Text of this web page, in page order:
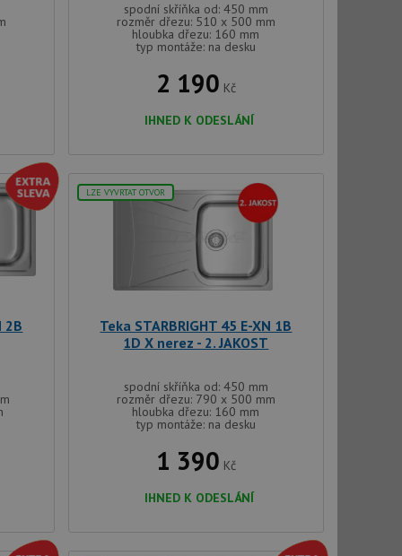
spodní skříňka od: 450 mm
rozměr dřezu: 510 x 500 mm
hloubka dřezu: 160 mm
typ montáže: na desku
2 190 Kč
IHNED K ODESLÁNÍ
2B
LZE VYVRTAT OTVOR
Teka STARBRIGHT 45 E-XN 1B
1D X nerez - 2. JAKOST
spodní skříňka od: 450 mm
rozměr dřezu: 790 x 500 mm
hloubka dřezu: 160 mm
typ montáže: na desku
1 390 Kč
IHNED K ODESLÁNÍ
pokud je nalezen
použit jako pro
k
- což je
Tento soubor
uživatele a
jejich
a
používá
koncový uživatel
sledování